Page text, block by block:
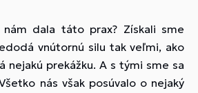
táto prax? Získali sme
vnútornú silu tak veľmi, ako
nejakú prekážku. A s tými sme sa
nás však posúvalo o nejaký